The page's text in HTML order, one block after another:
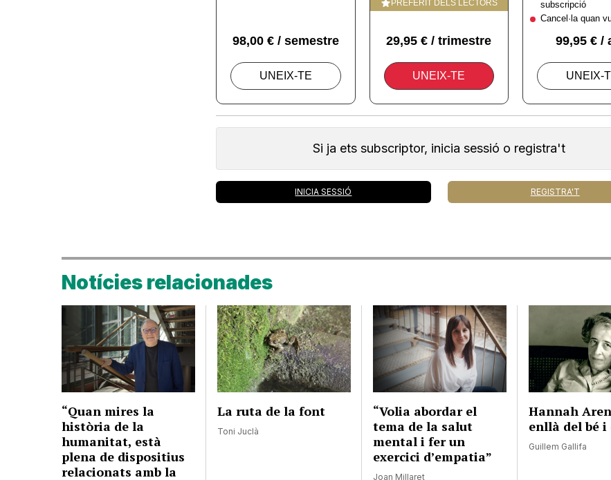
Si ja ets subscriptor, inicia sessió o registra't
INICIA SESSIÓ REGISTRA'T
Notícies relacionades
“Quan mires la
història de la
humanitat, està
plena de dispositius
relacionats amb la
La ruta de la font
Toni Juclà
“Volia abordar el
tema de la salut
mental i fer un
exercici d’empatia”
Joan Millaret
Hannah
enllà del bé i
Guillem Gallifa